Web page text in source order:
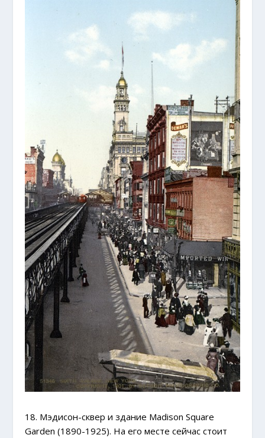
18. Мэдисон-сквер и здание Madison Square
Garden (1890-1925). На его месте сейчас стоит